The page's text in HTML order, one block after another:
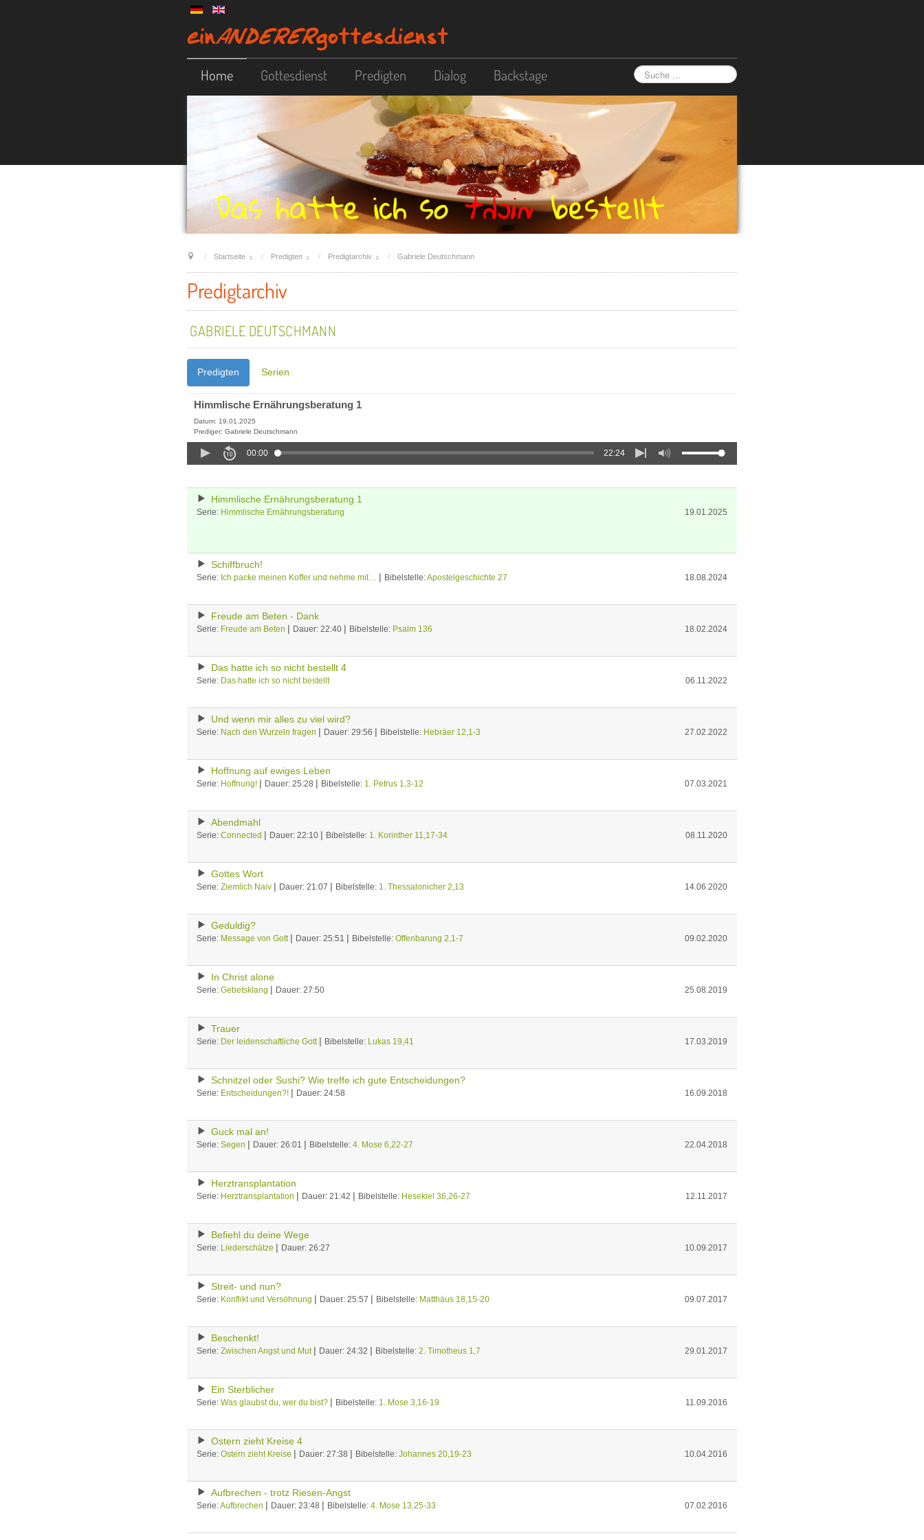
Home Gottesdienst Predigten Dialog Backstage
Startseite Predigten Predigtarchiv Gabriele Deutschmann
Predigtarchiv
GABRIELE DEUTSCHMANN
Predigten Serien
Himmlische Ernährungsberatung 1
Datum: 19.01.2025
Prediger: Gabriele Deutschmann
00:00 22:24
Himmlische Ernährungsberatung 1
Serie: Himmlische Ernährungsberatung 19.01.2025
Schiffbruch!
Serie: Ich packe meinen Koffer und nehme mit… Bibelstelle:Apostelgeschichte 27 18.08.2024
Freude am Beten - Dank
Serie: Freude am Beten Dauer: 22:40 Bibelstelle: Psalm 136 18.02.2024
Das hatte ich so nicht bestellt 4
Serie: Das hatte ich so nicht bestellt 06.11.2022
Und wenn mir alles zu viel wird?
Serie: Nach den Wurzeln fragen Dauer: 29:56 Bibelstelle: Hebräer 12,1-3 27.02.2022
Hoffnung auf ewiges Leben
Serie: Hoffnung! Dauer: 25:28 Bibelstelle: 1. Petrus 1,3-12 07.03.2021
Abendmahl
Serie: Connected Dauer: 22:10 Bibelstelle: 1. Korinther 11,17-34 08.11.2020
Gottes Wort
Serie: Ziemlich Naiv Dauer: 21:07 Bibelstelle: 1. Thessalonicher 2,13 14.06.2020
Geduldig?
Serie: Message von Gott Dauer: 25:51 Bibelstelle: Offenbarung 2,1-7 09.02.2020
In Christ alone
Serie: Gebetsklang Dauer: 27:50 25.08.2019
Trauer
Serie: Der leidenschaftliche Gott Bibelstelle: Lukas 19,41 17.03.2019
Schnitzel oder Sushi? Wie treffe ich gute Entscheidungen?
Serie: Entscheidungen?! Dauer: 24:58 16.09.2018
Guck mal an!
Serie: Segen Dauer: 26:01 Bibelstelle: 4. Mose 6,22-27 22.04.2018
Herztransplantation
Serie: Herztransplantation Dauer: 21:42 Bibelstelle: Hesekiel 36,26-27 12.11.2017
Befiehl du deine Wege
Serie: Liederschätze Dauer: 26:27 10.09.2017
Streit- und nun?
Serie: Konflikt und Versöhnung Dauer: 25:57 Bibelstelle: Matthäus 18,15-20 09.07.2017
Beschenkt!
Serie: Zwischen Angst und Mut Dauer: 24:32 Bibelstelle: 2. Timotheus 1,7 29.01.2017
Ein Sterblicher
Serie: Was glaubst du, wer du bist? Bibelstelle: 1. Mose 3,16-19 11.09.2016
Ostern zieht Kreise 4
Serie: Ostern zieht Kreise Dauer: 27:38 Bibelstelle: Johannes 20,19-23 10.04.2016
Aufbrechen - trotz Riesen-Angst
Serie:Aufbrechen Dauer: 23:48 Bibelstelle: 4. Mose 13,25-33 07.02.2016